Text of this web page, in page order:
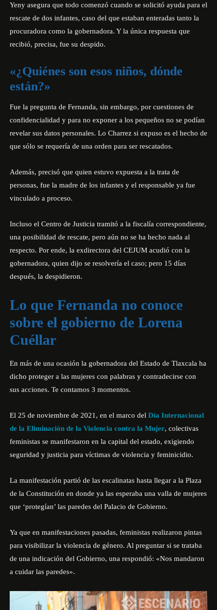
Yeny asegura que todo comenzó cuando se solicitó ayuda para el
rescate de dos infantes, caso del que estaban enteradas tanto la
procuradora como la gobernadora. Y la única respuesta que
recibió, precisa, fue su despido.
«¿Quiénes son esos niños, dónde
están?»
Fue la pregunta de Fernanda, sin embargo, por cuestiones de
confidencialidad y para no exponer a los pequeños no se podían
revelar sus datos personales. Lo Charrez si expuso es el hecho de
que sólo se requería de una orden para ser rescatados.
Además, precisó que quien estuvo expuesta a la trata de
personas, fue la madre de los infantes y el responsable ya fue
vinculado a proceso.
Incluso el Centro de Justicia tramitó a la fiscalía correspondiente,
una posibilidad de rescate, pero aún no se ha hecho nada al
respecto. Por ende, la exdirectora del CEJUM acudió con la
gobernadora, quien dijo se resolvería el caso; pero 15 días
después, la despidieron.
Lo que Fernanda no conoce
sobre el gobierno de Lorena
Cuéllar
En más de una ocasión la gobernadora del Estado de Tlaxcala ha
dicho proteger a las mujeres con palabras y contradecirse con
sus acciones. Te contamos 3 momentos.
El 25 de noviembre de 2021, en el marco del Día Internacional
de la Eliminación de la Violencia contra la Mujer, colectivas
feministas se manifestaron en la capital del estado, exigiendo
seguridad y justicia para víctimas de violencia y feminicidio.
La manifestación partió de las escalinatas hasta llegar a la Plaza
de la Constitución en donde ya las esperaba una valla de mujeres
que ‘protegían’ las paredes del Palacio de Gobierno.
Ya que en manifestaciones pasadas, feministas realizaron pintas
para visibilizar la violencia de género. Al preguntar si se trataba
de una indicación del Gobierno, una respondió: «Nos mandaron
a cuidar las paredes».